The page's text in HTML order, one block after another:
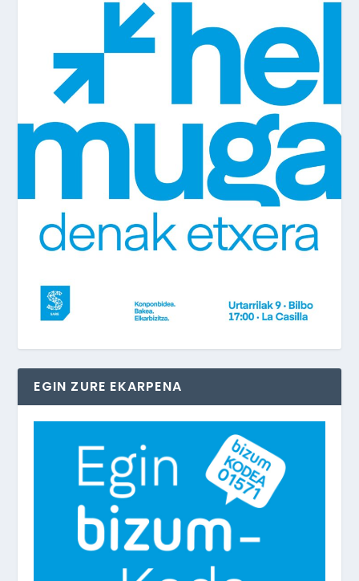
EGIN ZURE EKARPENA